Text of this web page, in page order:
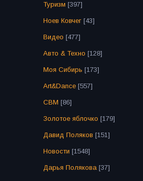
Туризм [397]
Ноев Ковчег [43]
Видео [477]
Авто & Техно [128]
Моя Сибирь [173]
Art&Dance [557]
СВМ [86]
Золотое яблочко [179]
Давид Поляков [151]
Новости [1548]
Дарья Полякова [37]